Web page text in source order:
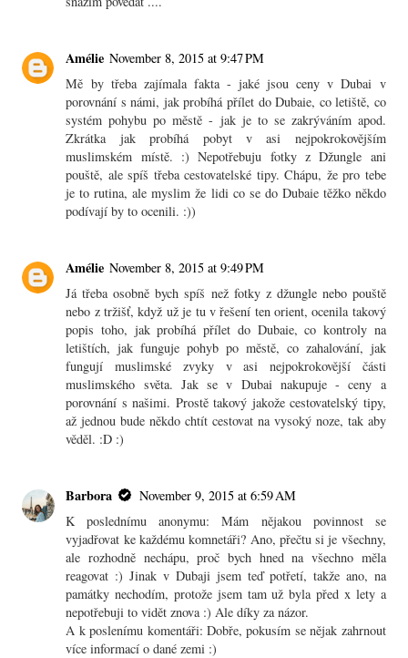
Amélie November 8, 2015 at 9:47 PM
Mě by třeba zajímala fakta - jaké jsou ceny v Dubai v
porovnání s námi, jak probíhá přílet do Dubaie, co letiště, co
systém pohybu po městě - jak je to se zakrýváním apod.
Zkrátka jak probíhá pobyt v asi nejpokrokovějším
muslimském místě. :) Nepotřebuju fotky z Džungle ani
pouště, ale spíš třeba cestovatelské tipy. Chápu, že pro tebe
je to rutina, ale myslim že lidi co se do Dubaie těžko někdo
podívají by to ocenili. :))
Amélie November 8, 2015 at 9:49 PM
Já třeba osobně bych spíš než fotky z džungle nebo pouště
nebo z tržišť, když už je tu v řešení ten orient, ocenila takový
popis toho, jak probíhá přílet do Dubaie, co kontroly na
letištích, jak funguje pohyb po městě, co zahalování, jak
fungují muslimské zvyky v asi nejpokrokovější části
muslimského světa. Jak se v Dubai nakupuje - ceny a
porovnání s našimi. Prostě takový jakože cestovatelský tipy,
až jednou bude někdo chtít cestovat na vysoký noze, tak aby
věděl. :D :)
Barbora
November 9, 2015 at 6:59 AM
K poslednímu anonymu: Mám nějakou povinnost se
vyjadřovat ke každému komnetáři? Ano, přečtu si je všechny,
ale rozhodně nechápu, proč bych hned na všechno měla
reagovat :) Jinak v Dubaji jsem teď potřetí, takže ano, na
památky nechodím, protože jsem tam už byla před x lety a
nepotřebuji to vidět znova :) Ale díky za názor.
A k poslenímu komentáři: Dobře, pokusím se nějak zahrnout
více informací o dané zemi :)